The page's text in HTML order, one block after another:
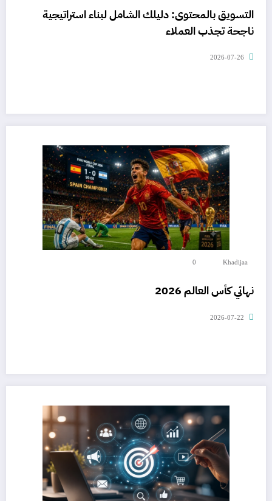
التسويق بالمحتوى: دليلك الشامل لبناء استراتيجية
ناجحة تجذب العملاء
2026-07-26
Khadijaa
0
نهائي كأس العالم 2026
2026-07-22